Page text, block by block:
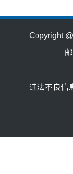
Copyright
违法不良信